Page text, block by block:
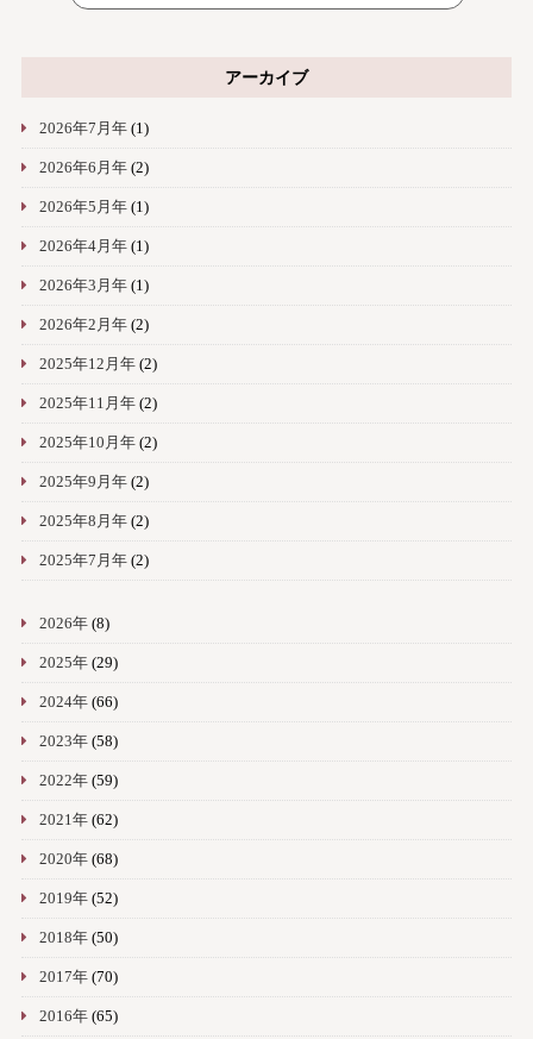
アーカイブ
2026年7月年(1)
2026年6月年(2)
2026年5月年(1)
2026年4月年(1)
2026年3月年(1)
2026年2月年(2)
2025年12月年(2)
2025年11月年(2)
2025年10月年(2)
2025年9月年(2)
2025年8月年(2)
2025年7月年(2)
2026年(8)
2025年(29)
2024年(66)
2023年(58)
2022年(59)
2021年(62)
2020年(68)
2019年(52)
2018年(50)
2017年(70)
2016年(65)